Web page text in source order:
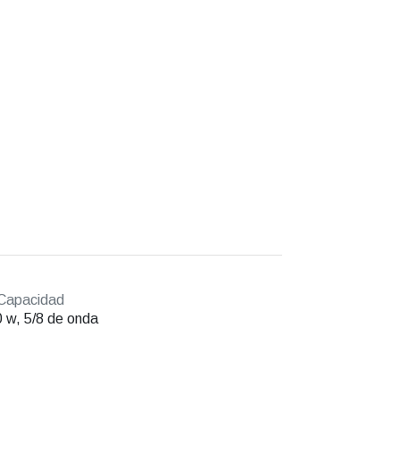
w, 5/8 de onda